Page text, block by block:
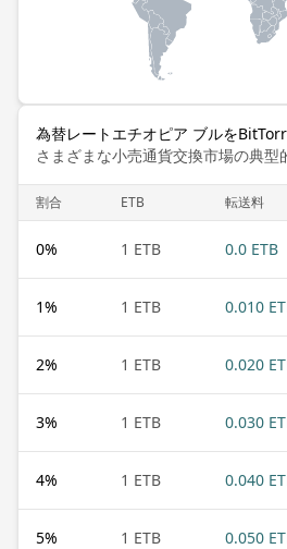
為替レートエチオピア ブルを
さまざまな小売通貨交換市場の典型
割合 ETB 転送料
0% 1 ETB 0.0 ETB
1% 1 ETB 0.010
2% 1 ETB 0.020
3% 1 ETB 0.030
4% 1 ETB 0.040
5% 1 ETB 0.050